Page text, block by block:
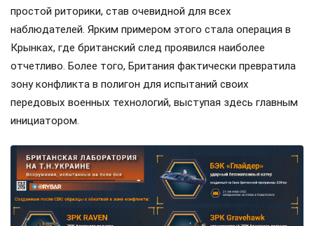
простой риторики, став очевидной для всех
наблюдателей. Ярким примером этого стала операция в
Крынках, где британский след проявился наиболее
отчетливо. Более того, Британия фактически превратила
зону конфликта в полигон для испытаний своих
передовых военных технологий, выступая здесь главным
инициатором.